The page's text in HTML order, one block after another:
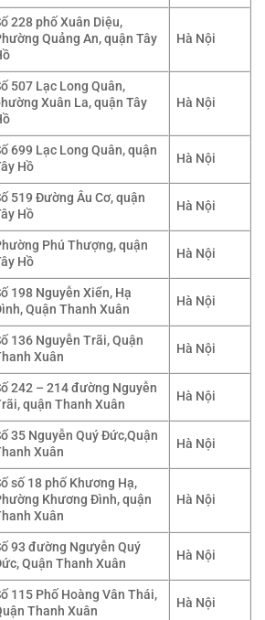
228 phố Xuân Diệu,
Quảng An, quận Tây
Hà Nội
507 Lạc Long Quân,
Xuân La, quận Tây
Hà Nội
699 Lạc Long Quân, quận
Hồ
Hà Nội
519 Đường Âu Cơ, quận
Hồ
Hà Nội
Phú Thượng, quận
Hồ
Hà Nội
198 Nguyễn Xiển, Hạ
Quận Thanh Xuân
Hà Nội
136 Nguyễn Trãi, Quận
Xuân
Hà Nội
242 – 214 đường Nguyễn
quận Thanh Xuân
Hà Nội
35 Nguyễn Quý Đức,Quận
Xuân
Hà Nội
số 18 phố Khương Hạ,
Khương Đình, quận
Xuân
Hà Nội
93 đường Ngưyễn Quý
Quận Thanh Xuân
Hà Nội
115 Phố Hoàng Vân Thái,
Thanh Xuân
Hà Nội